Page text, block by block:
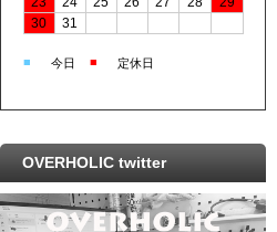
30
31
■ 今日 ■ 定休日
OVERHOLIC twitter